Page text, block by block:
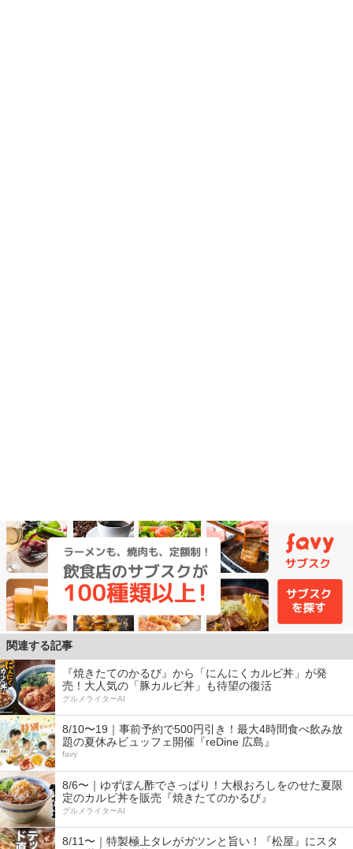
関連する記事
『焼きたてのかるび』から「にんにくカルビ丼」が発
売！大人気の「豚カルビ丼」も待望の復活
グルメライターAI
8/10〜19｜事前予約で500円引き！最大4時間食べ飲み放
題の夏休みビュッフェ開催『reDine 広島』
favy
8/6〜｜ゆずぽん酢でさっぱり！大根おろしをのせた夏限
定のカルビ丼を販売『焼きたてのかるび』
グルメライターAI
8/11〜｜特製極上タレがガツンと旨い！『松屋』にスタ